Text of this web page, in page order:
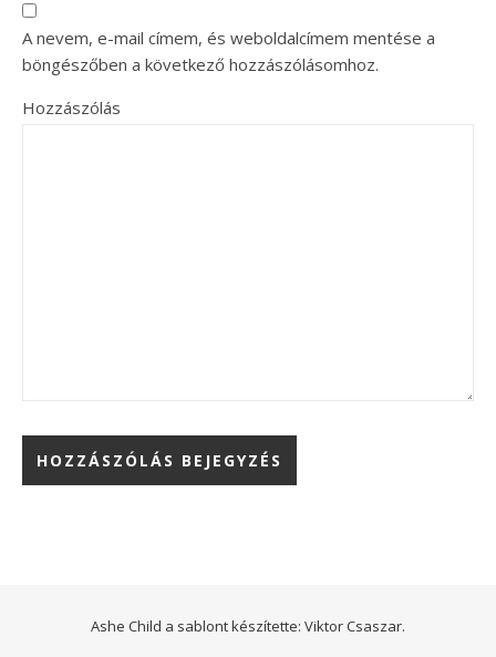
A nevem, e-mail címem, és weboldalcímem mentése a
böngészőben a következő hozzászólásomhoz.
Hozzászólás
Ashe Child a sablont készítette: Viktor Csaszar.